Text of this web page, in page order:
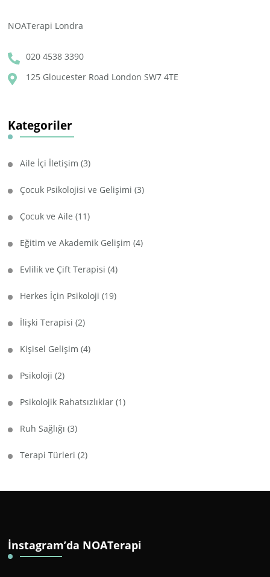
NOATerapi Londra
020 4538 3390
125 Gloucester Road London SW7 4TE
Kategoriler
Aile İçi İletişim (3)
Çocuk Psikolojisi ve Gelişimi (3)
Çocuk ve Aile (11)
Eğitim ve Akademik Gelişim (4)
Evlilik ve Çift Terapisi (4)
Herkes İçin Psikoloji (19)
İlişki Terapisi (2)
Kişisel Gelişim (4)
Psikoloji (2)
Psikolojik Rahatsızlıklar (1)
Ruh Sağlığı (3)
Terapi Türleri (2)
İnstagram’da NOATerapi